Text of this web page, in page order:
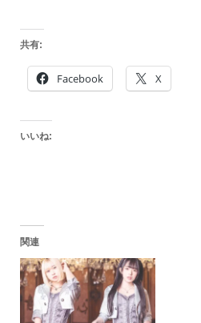
共有:
Facebook X
いいね:
関連